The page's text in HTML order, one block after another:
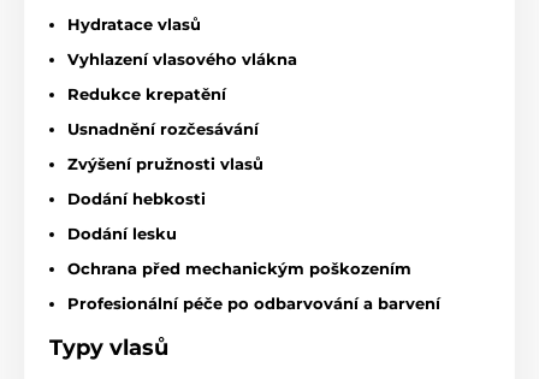
Hydratace vlasů
Vyhlazení vlasového vlákna
Redukce krepatění
Usnadnění rozčesávání
Zvýšení pružnosti vlasů
Dodání hebkosti
Dodání lesku
Ochrana před mechanickým poškozením
Profesionální péče po odbarvování a barvení
Typy vlasů